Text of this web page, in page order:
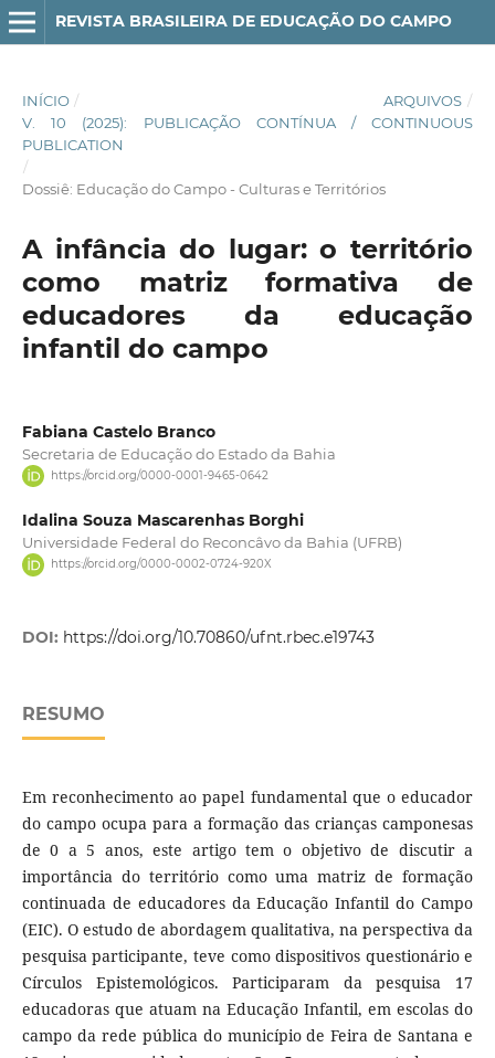
REVISTA BRASILEIRA DE EDUCAÇÃO DO CAMPO
INÍCIO / ARQUIVOS /
V. 10 (2025): PUBLICAÇÃO CONTÍNUA / CONTINUOUS
PUBLICATION
/
Dossiê: Educação do Campo - Culturas e Territórios
A infância do lugar: o território
como matriz formativa de
educadores da educação
infantil do campo
Fabiana Castelo Branco
Secretaria de Educação do Estado da Bahia
https://orcid.org/0000-0001-9465-0642
Idalina Souza Mascarenhas Borghi
Universidade Federal do Reconcâvo da Bahia (UFRB)
https://orcid.org/0000-0002-0724-920X
DOI: https://doi.org/10.70860/ufnt.rbec.e19743
RESUMO
Em reconhecimento ao papel fundamental que o educador
do campo ocupa para a formação das crianças camponesas
de 0 a 5 anos, este artigo tem o objetivo de discutir a
importância do território como uma matriz de formação
continuada de educadores da Educação Infantil do Campo
(EIC). O estudo de abordagem qualitativa, na perspectiva da
pesquisa participante, teve como dispositivos questionário e
Círculos Epistemológicos. Participaram da pesquisa 17
educadoras que atuam na Educação Infantil, em escolas do
campo da rede pública do município de Feira de Santana e